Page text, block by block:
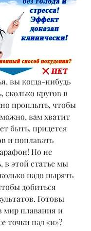
вы когда-нибудь
сколько кругов в
проплыть, чтобы
вам хватит
быть, придется
и поплавать
Но не
в этой статье мы
надо нырять
добиться
Готовы
мир плавания и
точки над «и»?